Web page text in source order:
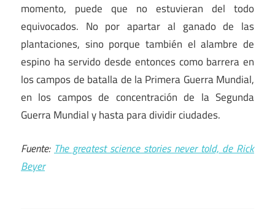
momento, puede que no estuvieran del todo
equivocados. No por apartar al ganado de las
plantaciones, sino porque también el alambre de
espino ha servido desde entonces como barrera en
los campos de batalla de la Primera Guerra Mundial,
en los campos de concentración de la Segunda
Guerra Mundial y hasta para dividir ciudades.
Fuente: The greatest science stories never told, de Rick
Beyer